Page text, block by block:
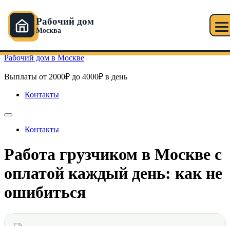
Рабочий дом
Москва
Перейти к содержимому
Рабочий дом в Москве
Выплаты от 2000₽ до 4000₽ в день
Контакты
Контакты
Работа грузчиком в Москве с
оплатой каждый день: как не
ошибиться